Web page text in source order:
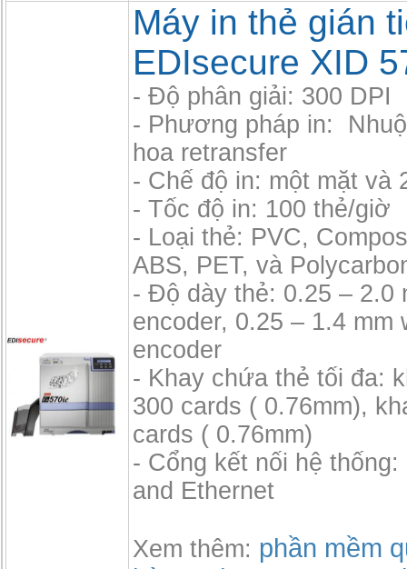
Máy in thẻ gián
EDIsecure XID
- Độ phân giải: 300 DPI
- Phương pháp in:
hoa retransfer
- Chế độ in: một mặt và
- Tốc độ in: 100 thẻ/giờ
- Loại thẻ: PVC,
ABS, PET, và
- Độ dày thẻ: 0.25 – 2.0
encoder, 0.25 – 1.4 mm
encoder
- Khay chứa thẻ tối đa:
300 cards ( 0.76mm),
cards ( 0.76mm)
- Cổng kết nối hệ thống:
and Ethernet
Xem thêm: phần mềm